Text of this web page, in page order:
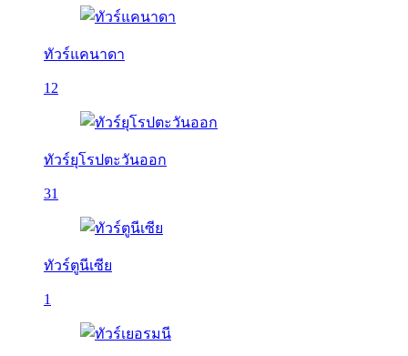
ทัวร์แคนาดา
12
ทัวร์ยุโรปตะวันออก
31
ทัวร์ตูนีเซีย
1